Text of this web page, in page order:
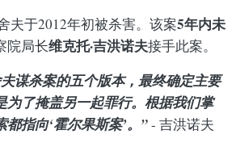
夫于2012年初被杀害。该案5年内未
院局长维克托·吉洪诺夫接手此案。
谋杀案的五个版本，最终确定主要
了掩盖另一起罪行。根据我们掌
指向‘霍尔果斯案’。”- 吉洪诺夫